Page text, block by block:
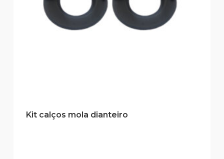
Kit calços mola dianteiro